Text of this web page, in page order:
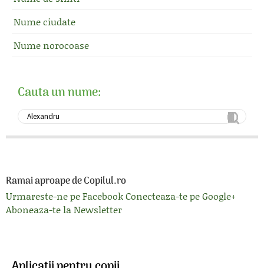
Nume ciudate
Nume norocoase
Cauta un nume:
Ramai aproape de Copilul.ro
Urmareste-ne pe FacebookConecteaza-te pe Google+
Aboneaza-te la Newsletter